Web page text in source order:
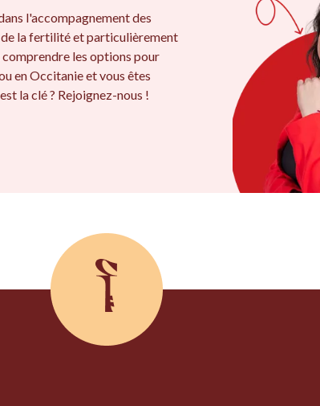
l'accompagnement des
la fertilité et particulièrement
comprendre les options pour
en Occitanie et vous êtes
la clé ? Rejoignez-nous !